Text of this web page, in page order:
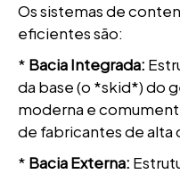
Os sistemas de
eficientes são:
* Bacia Integrada:
da base (o *skid*) do
moderna e
de fabricantes de alta
* Bacia Externa: